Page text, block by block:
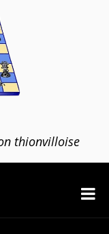
thionvilloise